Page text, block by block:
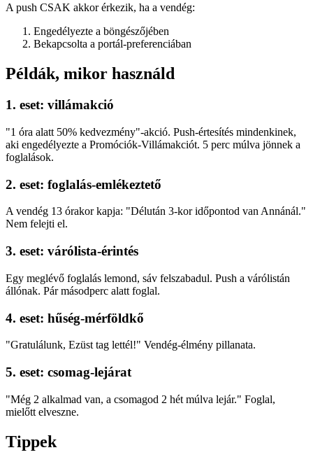
A push CSAK akkor érkezik, ha a vendég:
Engedélyezte a böngészőjében
Bekapcsolta a portál-preferenciában
Példák, mikor használd
1. eset: villámakció
"1 óra alatt 50% kedvezmény"-akció. Push-értesítés mindenkinek,
aki engedélyezte a Promóciók-Villámakciót. 5 perc múlva jönnek a
foglalások.
2. eset: foglalás-emlékeztető
A vendég 13 órakor kapja: "Délután 3-kor időpontod van Annánál."
Nem felejti el.
3. eset: várólista-érintés
Egy meglévő foglalás lemond, sáv felszabadul. Push a várólistán
állónak. Pár másodperc alatt foglal.
4. eset: hűség-mérföldkő
"Gratulálunk, Ezüst tag lettél!" Vendég-élmény pillanata.
5. eset: csomag-lejárat
"Még 2 alkalmad van, a csomagod 2 hét múlva lejár." Foglal,
mielőtt elveszne.
Tippek